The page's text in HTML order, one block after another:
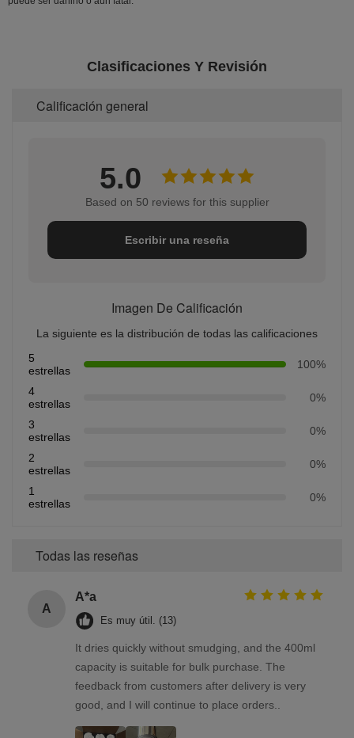
Clasificaciones Y Revisión
Calificación general
5.0
Based on 50 reviews for this supplier
Escribir una reseña
Imagen De Calificación
La siguiente es la distribución de todas las calificaciones
5
estrellas
100%
4
estrellas
0%
3
estrellas
0%
2
estrellas
0%
1
estrellas
0%
Todas las reseñas
A
A*a
Es muy útil. (13)
It dries quickly without smudging, and the 400ml
capacity is suitable for bulk purchase. The
feedback from customers after delivery is very
good, and I will continue to place orders..